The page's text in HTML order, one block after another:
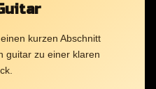
kurzen Abschnitt
guitar zu einer klaren